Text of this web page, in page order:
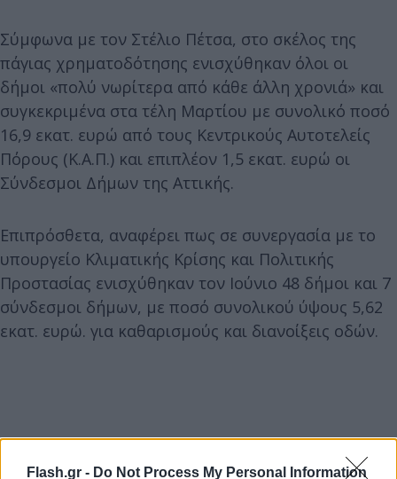
Flash.gr - Do Not Process My Personal Information
Σύμφωνα με τον Στέλιο Πέτσα, στο σκέλος της
πάγιας χρηματοδότησης ενισχύθηκαν όλοι οι
δήμοι «πολύ νωρίτερα από κάθε άλλη χρονιά» και
συγκεκριμένα στα τέλη Μαρτίου με συνολικό ποσό
16,9 εκατ. ευρώ από τους Κεντρικούς Αυτοτελείς
Πόρους (Κ.Α.Π.) και επιπλέον 1,5 εκατ. ευρώ οι
Σύνδεσμοι Δήμων της Αττικής.
Επιπρόσθετα, αναφέρει πως σε συνεργασία με το
υπουργείο Κλιματικής Κρίσης και Πολιτικής
Προστασίας ενισχύθηκαν τον Ιούνιο 48 δήμοι και 7
σύνδεσμοι δήμων, με ποσό συνολικού ύψους 5,62
εκατ. ευρώ. για καθαρισμούς και διανοίξεις οδών.